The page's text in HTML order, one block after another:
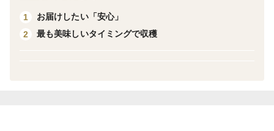
1
お届けしたい「安心」
2
最も美味しいタイミングで収穫